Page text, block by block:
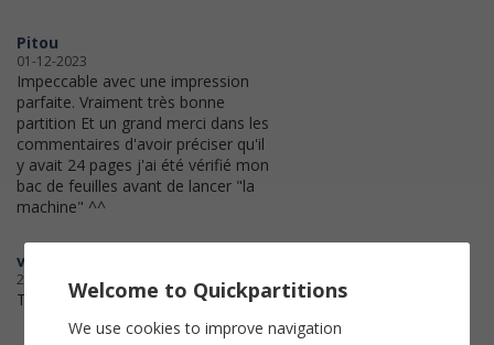
Pitou
01-12-2023
Impeccable avec une impression
parfaite. Vraiment très bonne
partition Et un grand merci dans les
commentaires d'avoir préciser qu'il
y avait 24 pages j'ai été vérifié mon
bac de feuilles avant de lancer "la
machine" ^^
valerie
20-09-2023
Très bienWelcome to Quickpartitions
We use cookies to improve navigation